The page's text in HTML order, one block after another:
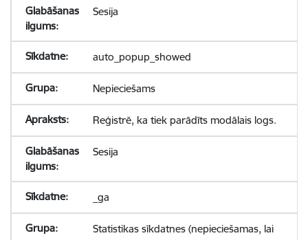
Sesija
auto_popup_showed
Nepieciešams
Reģistrē, ka tiek parādīts modālais logs.
Sesija
_ga
Statistikas sīkdatnes (nepieciešamas, lai